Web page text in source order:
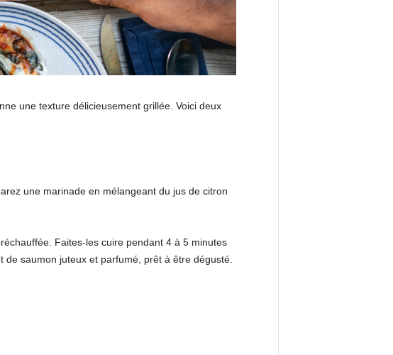
une texture délicieusement grillée. Voici deux
une marinade en mélangeant du jus de citron
Faites-les cuire pendant 4 à 5 minutes
saumon juteux et parfumé, prêt à être dégusté.